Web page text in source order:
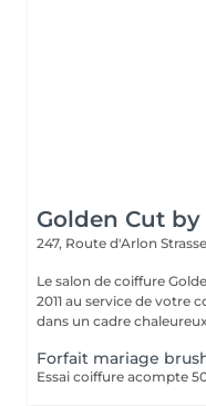
Golden Cut
247, Route d'Arlon
Le salon de coiffure
2011 au service de votre
dans un cadre
Forfait mariage
Essai coiffure acompte